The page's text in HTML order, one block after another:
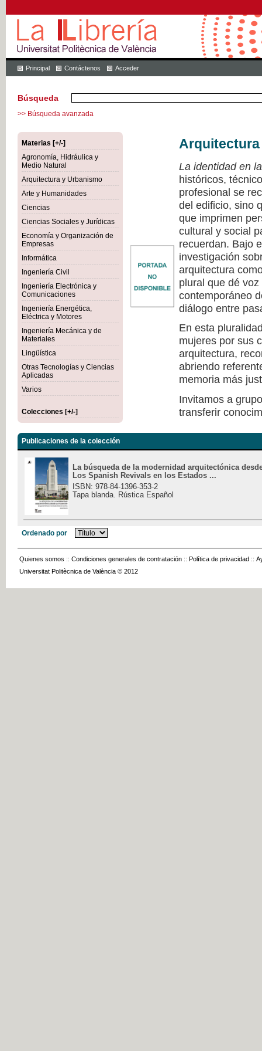
Principal Contáctenos Acceder
Búsqueda
>> Búsqueda avanzada
Materias [+/-]
Agronomía, Hidráulica y
Medio Natural
Arquitectura y Urbanismo
Arte y Humanidades
Ciencias
Ciencias Sociales y Jurídicas
Economía y Organización de
Empresas
Informática
Ingeniería Civil
Ingeniería Electrónica y
Comunicaciones
Ingeniería Energética,
Eléctrica y Motores
Ingeniería Mecánica y de
Materiales
Lingüística
Otras Tecnologías y Ciencias
Aplicadas
Varios
Colecciones [+/-]
La identidad en
históricos,
profesional se
del edificio, sino
que imprimen
cultural y social
recuerdan. Bajo
investigación
arquitectura
plural que dé
contemporáneo
diálogo entre
En esta
mujeres por sus
arquitectura,
abriendo
memoria más
Invitamos a
transferir
Publicaciones de la colección
La búsqueda de la modernidad arquitectónica
Los Spanish Revivals en los Estados ...
ISBN: 978-84-1396-353-2
Tapa blanda. Rústica Español
Ordenado por
Quienes somos :: Condiciones generales de contratación :: Política de privacidad ::
Universitat Politècnica de València © 2012